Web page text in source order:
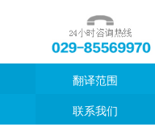
翻译范围
联系我们